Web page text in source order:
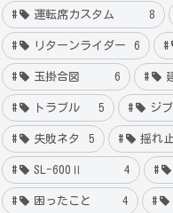
運転席カスタム 8
リターンライダー 6
玉掛合図 6
トラブル 5 ジ
失敗ネタ 5 揺れ
SL-600Ⅱ 4
困ったこと 4